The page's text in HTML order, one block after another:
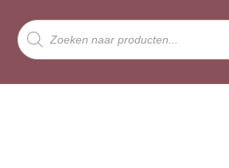
Producten
zoeken